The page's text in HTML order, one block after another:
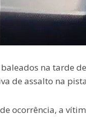
na tarde
de assalto na
ocorrência, a